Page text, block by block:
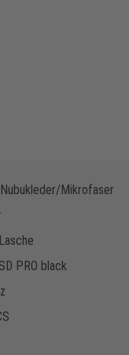
Mikrofaser
PRO black